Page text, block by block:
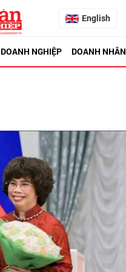
English
DOANH NGHIỆP DOANH NHÂN